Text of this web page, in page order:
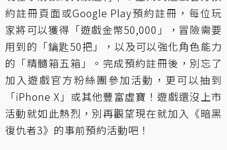
約註冊頁面或Google Play預約註冊，每位玩
家將可以獲得「遊戲金幣50,000」，冒險需要
用到的「鑰匙50把」，以及可以強化角色能力
的「精髓箱五箱」。完成預約註冊後，別忘了
加入遊戲官方粉絲團參加活動，更可以抽到
「iPhone X」或其他豐富虛寶！遊戲還沒上市
活動就如此熱烈，別再觀望現在就加入《暗黑
復仇者3》的事前預約活動吧！